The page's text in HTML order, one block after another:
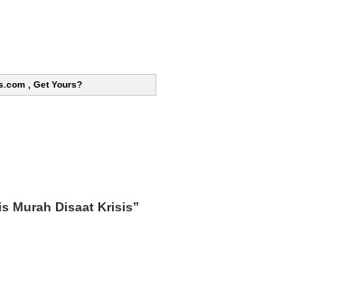
, Get Yours?
Murah Disaat Krisis”